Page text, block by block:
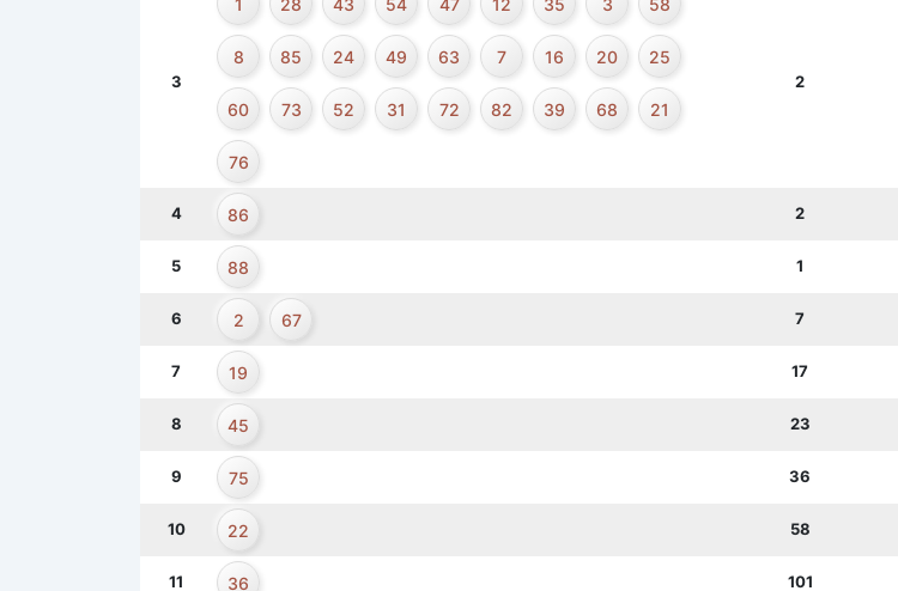
3
8 85 24 49 63 7 16 20 25
60 73 52 31 72 82 39 68 21
76
2
4 86 2
5 88 1
6 2 67 7
7 19 17
8 45 23
9 75 36
10 22 58
11 36 101